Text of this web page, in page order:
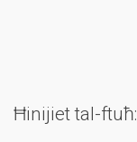
Ħinijiet tal-ftuħ: